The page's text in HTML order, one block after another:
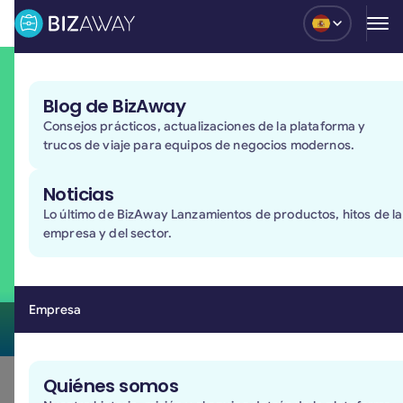
Blog
Blog de BizAway
Consejos prácticos, actualizaciones de la plataforma y
trucos de viaje para equipos de negocios modernos.
Noticias
Lo último de BizAway Lanzamientos de productos, hitos de la
empresa y del sector.
Empresa
Quiénes somos
El crecimiento implica una mayor responsabilidad
En BizAway creemos que crecer implica asumir una
mayor responsabilidad. Con nuestros equipos, con las
que compartimos. Por eso buscamos que cada
decisión, desde la forma en que trabajamos hasta las
iniciativas que apoyamos, genere un impacto positivo
Solicita una demo